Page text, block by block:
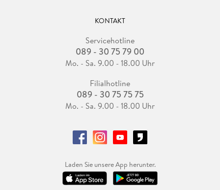
KONTAKT
Servicehotline
089 - 30 75 79 00
Mo. - Sa. 9.00 - 18.00 Uhr
Filialhotline
089 - 30 75 75 75
Mo. - Sa. 9.00 - 18.00 Uhr
Laden Sie unsere App herunter.